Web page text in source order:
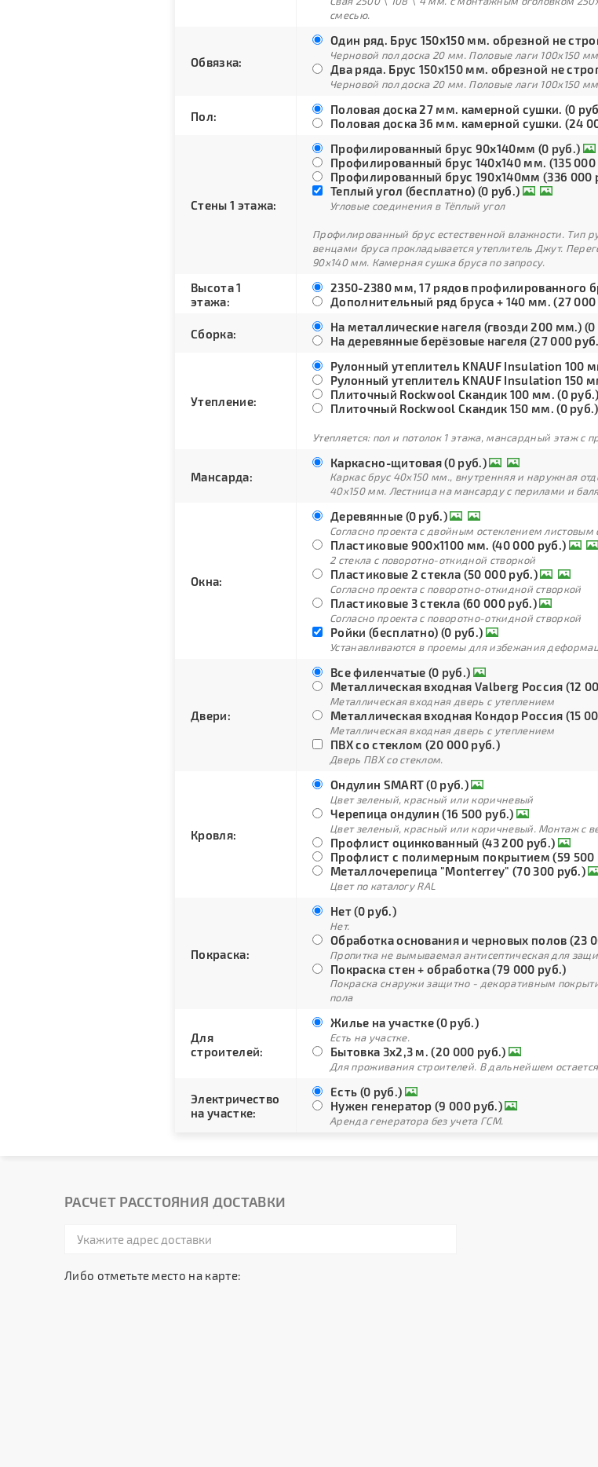
смесью.
Обвязка:
Один ряд. Брус 150х150 мм. обрезной не
Черновой пол доска 20 мм. Половые лаги 100х150
Два ряда. Брус 150х150 мм. обрезной не
Черновой пол доска 20 мм. Половые лаги 100х150
Пол:
Половая доска 27 мм. камерной сушки. (0
Половая доска 36 мм. камерной сушки. (24
Стены 1 этажа:
Профилированный брус 90х140мм (0 руб.)
Профилированный брус 140х140 мм. (135 000
Профилированный брус 190х140мм (336 000
Теплый угол (бесплатно) (0 руб.)
Угловые соединения в Тёплый угол
Профилированный брус естественной влажности. Тип
венцами бруса прокладывается утеплитель Джут.
90х140 мм. Камерная сушка бруса по запросу.
Высота 1
этажа:
2350-2380 мм, 17 рядов профилированного
Дополнительный ряд бруса + 140 мм. (27 000
Сборка:
На металлические нагеля (гвозди 200 мм.) (0
На деревянные берёзовые нагеля (27 000
Утепление:
Рулонный утеплитель KNAUF Insulation 100
Рулонный утеплитель KNAUF Insulation 150
Плиточный Rockwool Скандик 100 мм. (0 руб.)
Плиточный Rockwool Скандик 150 мм. (0 руб.)
Утепляется: пол и потолок 1 этажа, мансардный этаж
Мансарда:
Каркасно-щитовая (0 руб.)
Каркас брус 40х150 мм., внутренняя и наружная
40х150 мм. Лестница на мансарду с перилами и
Окна:
Деревянные (0 руб.)
Согласно проекта с двойным остеклением листовым
Пластиковые 900х1100 мм. (40 000 руб.)
2 стекла с поворотно-откидной створкой
Пластиковые 2 стекла (50 000 руб.)
Согласно проекта с поворотно-откидной створкой
Пластиковые 3 стекла (60 000 руб.)
Согласно проекта с поворотно-откидной створкой
Ройки (бесплатно) (0 руб.)
Устанавливаются в проемы для избежания
Двери:
Все филенчатые (0 руб.)
Металлическая входная Valberg Россия (12
Металлическая входная дверь с утеплением
Металлическая входная Кондор Россия (15
Металлическая входная дверь с утеплением
ПВХ со стеклом (20 000 руб.)
Дверь ПВХ со стеклом.
Кровля:
Ондулин SMART (0 руб.)
Цвет зеленый, красный или коричневый
Черепица ондулин (16 500 руб.)
Цвет зеленый, красный или коричневый. Монтаж с
Профлист оцинкованный (43 200 руб.)
Профлист с полимерным покрытием (59 500
Металлочерепица "Monterrey" (70 300 руб.)
Цвет по каталогу RAL
Покраска:
Нет (0 руб.)
Нет.
Обработка основания и черновых полов (23
Пропитка не вымываемая антисептическая для
Покраска стен + обработка (79 000 руб.)
Покраска снаружи защитно - декоративным
пола
Для
строителей:
Жилье на участке (0 руб.)
Есть на участке.
Бытовка 3х2,3 м. (20 000 руб.)
Для проживания строителей. В дальнейшем
Электричество
на участке:
Есть (0 руб.)
Нужен генератор (9 000 руб.)
Аренда генератора без учета ГСМ.
РАСЧЕТ РАССТОЯНИЯ ДОСТАВКИ
Либо отметьте место на карте: